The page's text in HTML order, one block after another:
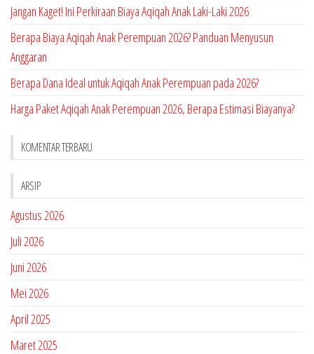
Jangan Kaget! Ini Perkiraan Biaya Aqiqah Anak Laki-Laki 2026
Berapa Biaya Aqiqah Anak Perempuan 2026? Panduan Menyusun
Anggaran
Berapa Dana Ideal untuk Aqiqah Anak Perempuan pada 2026?
Harga Paket Aqiqah Anak Perempuan 2026, Berapa Estimasi Biayanya?
KOMENTAR TERBARU
ARSIP
Agustus 2026
Juli 2026
Juni 2026
Mei 2026
April 2025
Maret 2025